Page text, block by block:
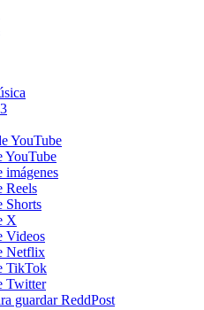
YouTube
YouTube
imágenes
Reels
Shorts
X
Videos
Netflix
TikTok
Twitter
guardar ReddPost